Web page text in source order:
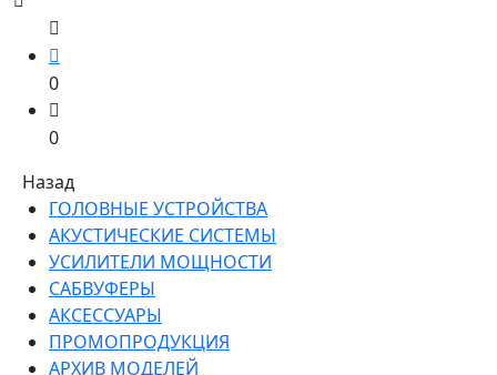
0
0
Назад
ГОЛОВНЫЕ УСТРОЙСТВА
АКУСТИЧЕСКИЕ СИСТЕМЫ
УСИЛИТЕЛИ МОЩНОСТИ
САБВУФЕРЫ
АКСЕССУАРЫ
ПРОМОПРОДУКЦИЯ
АРХИВ МОДЕЛЕЙ